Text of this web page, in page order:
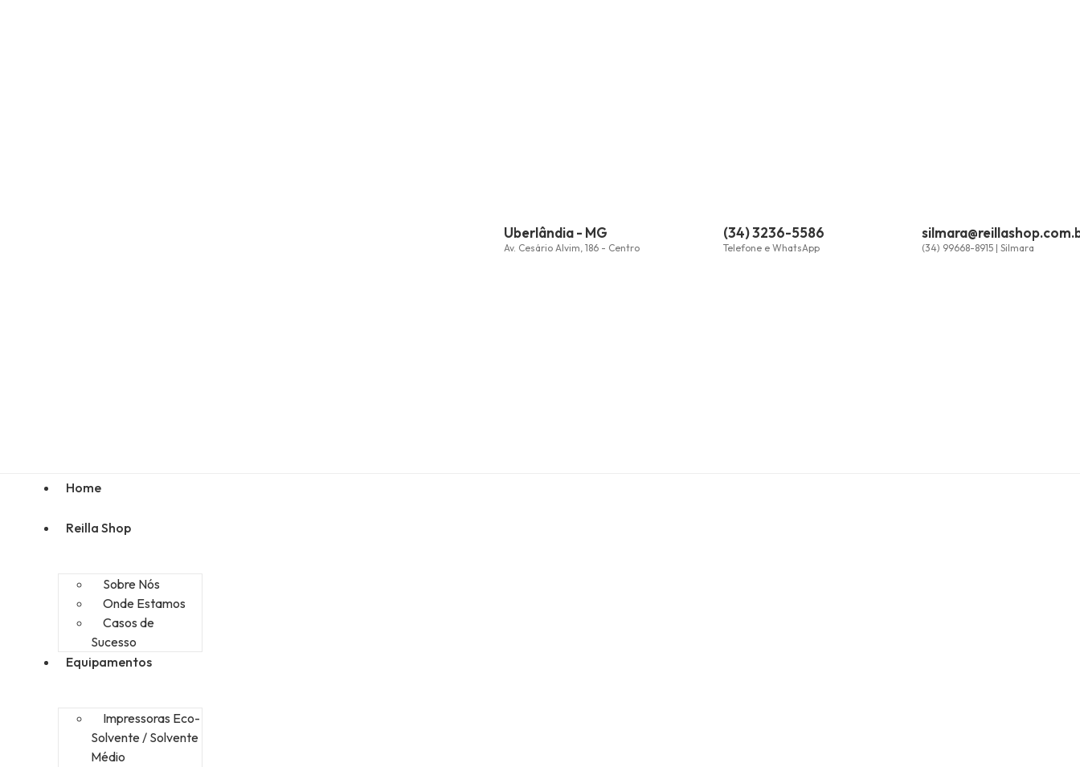
Uberlândia - MG
Av. Cesário Alvim, 186 - Centro
(34) 3236-5586
Telefone e WhatsApp (34) 99668-8915 | Silmara
Home
Reilla Shop
Sobre Nós
Onde Estamos
Casos de
Sucesso
Equipamentos
Impressoras Eco-
Solvente / Solvente
Médio